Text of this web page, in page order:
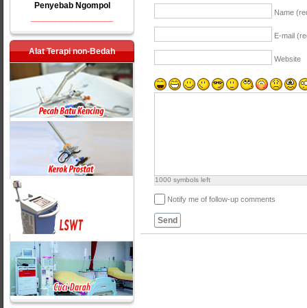
Penyebab Ngompol
Alat Terapi non-Bedah
Name
E-mail
Website
1000 symbols left
Notify me of follow-up comments
Send